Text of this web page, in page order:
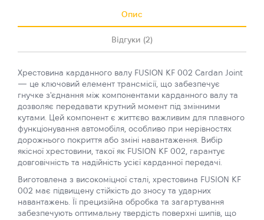
Опис
Відгуки (2)
Хрестовина карданного валу FUSION KF 002 Cardan Joint
— це ключовий елемент трансмісії, що забезпечує
гнучке з'єднання між компонентами карданного валу та
дозволяє передавати крутний момент під змінними
кутами. Цей компонент є життєво важливим для плавного
функціонування автомобіля, особливо при нерівностях
дорожнього покриття або зміні навантаження. Вибір
якісної хрестовини, такої як FUSION KF 002, гарантує
довговічність та надійність усієї карданної передачі.
Виготовлена з високоміцної сталі, хрестовина FUSION KF
002 має підвищену стійкість до зносу та ударних
навантажень. Її прецизійна обробка та загартування
забезпечують оптимальну твердість поверхні шипів, що